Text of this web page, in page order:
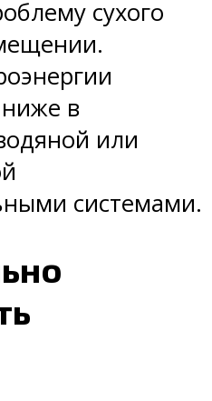
сухого
в
или
системами.